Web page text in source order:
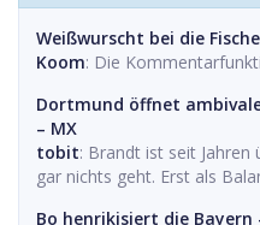
Weißwurscht bei die
Koom: Die
Dortmund öffnet
– MX
tobit: Brandt ist seit Jahren
gar nichts geht. Erst als
Bo henrikisiert die Bayern